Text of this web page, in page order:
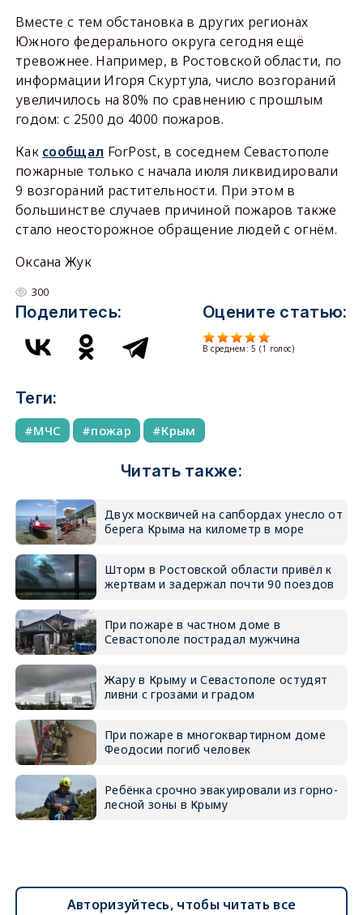
Вместе с тем обстановка в других регионах
Южного федерального округа сегодня ещё
тревожнее. Например, в Ростовской области, по
информации Игоря Скуртула, число возгораний
увеличилось на 80% по сравнению c прошлым
годом: с 2500 до 4000 пожаров.
Как сообщал ForPost, в соседнем Севастополе
пожарные только с начала июля ликвидировали
9 возгораний растительности. При этом в
большинстве случаев причиной пожаров также
стало неосторожное обращение людей с огнём.
Оксана Жук
300
Поделитесь: Оцените статью:
В среднем:5 (1 голос)
Теги:
МЧС пожар Крым
Читать также:
Двух москвичей на сапбордах унесло от
берега Крыма на километр в море
Шторм в Ростовской области привёл к
жертвам и задержал почти 90 поездов
При пожаре в частном доме в
Севастополе пострадал мужчина
Жару в Крыму и Севастополе остудят
ливни с грозами и градом
При пожаре в многоквартирном доме
Феодосии погиб человек
Ребёнка срочно эвакуировали из горно-
лесной зоны в Крыму
Авторизуйтесь, чтобы читать все